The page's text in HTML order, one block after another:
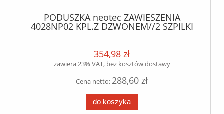
PODUSZKA neotec ZAWIESZENIA
4028NP02 KPL.Z DZWONEM//2 SZPILKI
354,98 zł
zawiera 23% VAT, bez kosztów dostawy
Cena netto: 288,60 zł
do koszyka